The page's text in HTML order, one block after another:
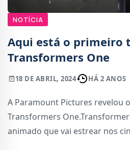
NOTÍCIA
Aqui está o primeiro
Transformers One
18 DE ABRIL, 2024 HÁ 2 ANOS
A Paramount Pictures revelou
Transformers
animado que vai estrear nos